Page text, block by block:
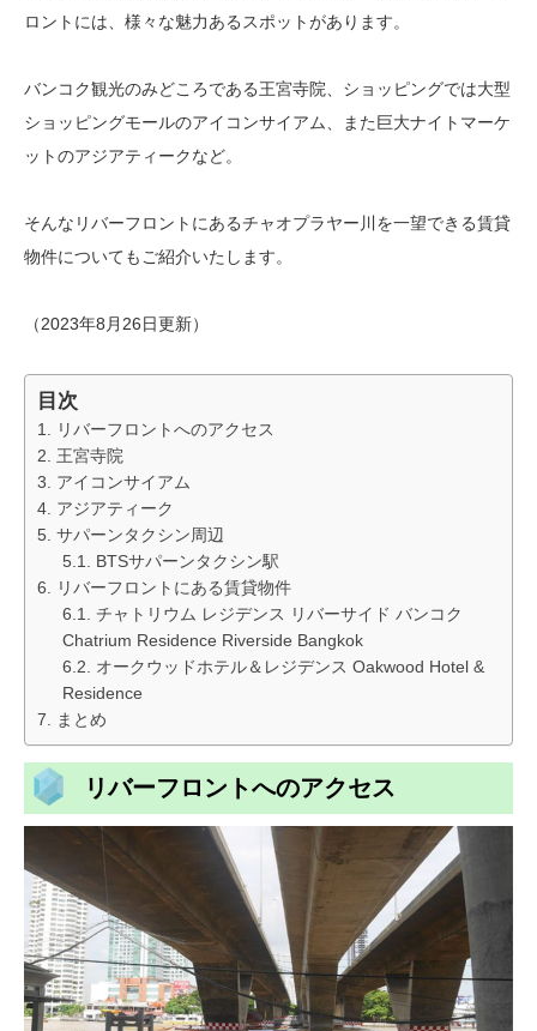
ロントには、様々な魅力あるスポットがあります。
バンコク観光のみどころである王宮寺院、ショッピングでは大型
ショッピングモールのアイコンサイアム、また巨大ナイトマーケ
ットのアジアティークなど。
そんなリバーフロントにあるチャオプラヤー川を一望できる賃貸
物件についてもご紹介いたします。
（2023年8月26日更新）
目次
リバーフロントへのアクセス
王宮寺院
アイコンサイアム
アジアティーク
サパーンタクシン周辺
BTSサパーンタクシン駅
リバーフロントにある賃貸物件
チャトリウム レジデンス リバーサイド バンコク
Chatrium Residence Riverside Bangkok
オークウッドホテル＆レジデンス Oakwood Hotel &
Residence
まとめ
リバーフロントへのアクセス